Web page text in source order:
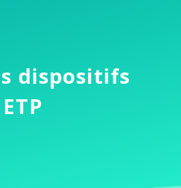
dispositifs
ETP